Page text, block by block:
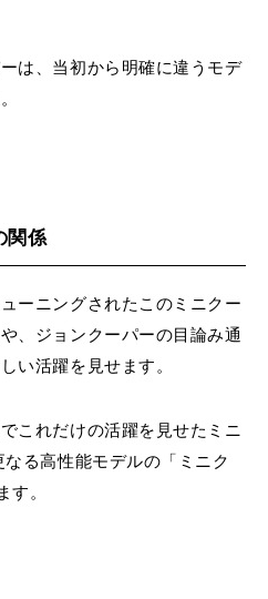
は、当初から明確に違うモデ
関係
ーニングされたこのミニクー
、ジョンクーパーの目論み通
い活躍を見せます。
これだけの活躍を見せたミニ
る高性能モデルの「ミニク
す。